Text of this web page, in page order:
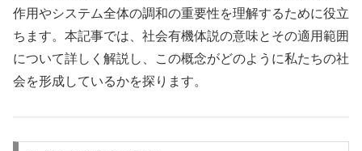
作用やシステム全体の調和の重要性を理解するために役立
ちます。本記事では、社会有機体説の意味とその適用範囲
について詳しく解説し、この概念がどのように私たちの社
会を形成しているかを探ります。